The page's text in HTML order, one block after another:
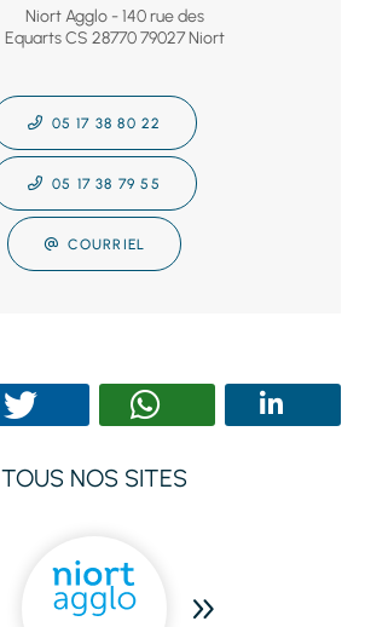
Niort Agglo - 140 rue des
Equarts CS 28770 79027 Niort
05 17 38 80 22
05 17 38 79 55
COURRIEL
TOUS NOS SITES